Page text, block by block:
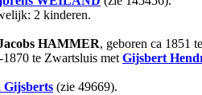
2 kinderen.
HAMMER, geboren ca 1851
te Zwartsluis met Gijsbert
Gijsberts (zie 49669).